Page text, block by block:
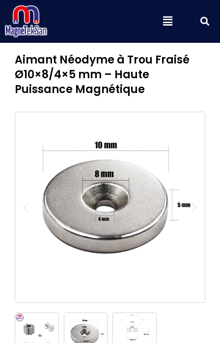
contenu
Menu
Aimant Néodyme à Trou Fraisé
Ø10×8/4×5 mm – Haute
Puissance Magnétique